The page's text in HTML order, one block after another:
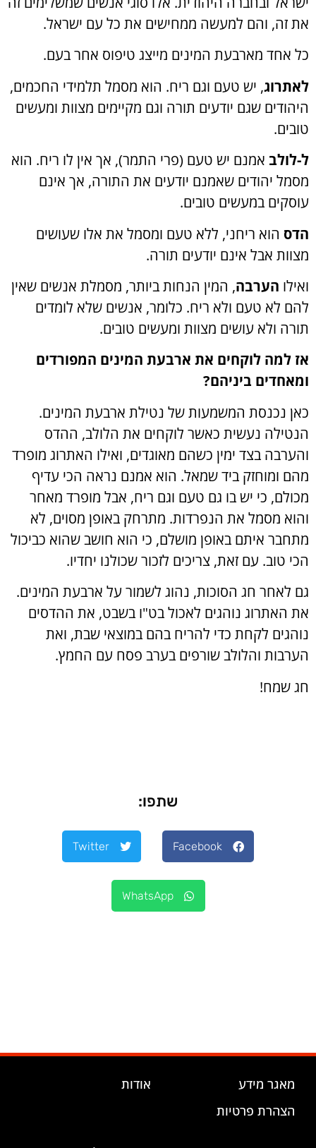
את זה, והם למעשה ממחישים את כל עם ישראל.
כל אחד מארבעת המינים מייצג טיפוס אחר בעם.
לאתרוג, יש טעם וגם ריח. הוא מסמל תלמידי החכמים,
היהודים שגם יודעים תורה וגם מקיימים מצוות ומעשים
טובים.
ל-לולב אמנם יש טעם (פרי התמר), אך אין לו ריח. הוא
מסמל יהודים שאמנם יודעים את התורה, אך אינם
עוסקים במעשים טובים.
הדס הוא ריחני, ללא טעם ומסמל את אלו שעושים
מצוות אבל אינם יודעים תורה.
ואילו הערבה, המין הנחות ביותר, מסמלת אנשים שאין
להם לא טעם ולא ריח. כלומר, אנשים שלא לומדים
תורה ולא עושים מצוות ומעשים טובים.
אז למה לוקחים את ארבעת המינים המפורדים
ומאחדים ביניהם?
כאן נכנסת המשמעות של נטילת ארבעת המינים.
הנטילה נעשית כאשר לוקחים את הלולב, ההדס
והערבה בצד ימין כשהם מאוגדים, ואילו האתרוג מופרד
מהם ומוחזק ביד שמאל. הוא אמנם נראה הכי עדיף
מכולם, כי יש בו גם טעם וגם ריח, אבל מופרד מאחר
והוא מסמל את הנפרדות. מתרחק באופן מסוים, לא
מתחבר איתם באופן מושלם, כי הוא חושב שהוא כביכול
הכי טוב. עם זאת, צריכים לזכור שכולנו יחדיו.
גם לאחר חג הסוכות, נהוג לשמור על ארבעת המינים.
את האתרוג נוהגים לאכול בט"ו בשבט, את ההדסים
נוהגים לקחת כדי להריח בהם במוצאי שבת, ואת
הערבות והלולב שורפים בערב פסח עם החמץ.
חג שמח!
שתפו:
Facebook
Twitter
WhatsApp
מאגר מידע
הצהרת פרטיות
אודות